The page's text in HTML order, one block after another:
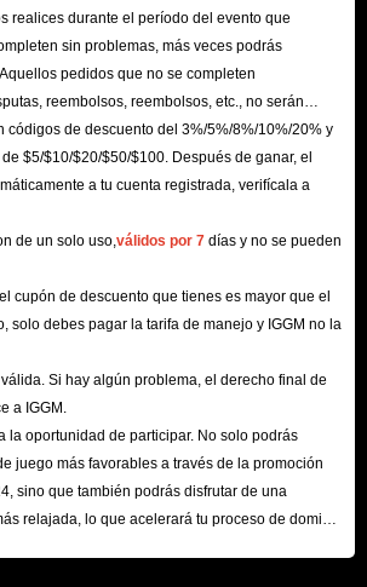
profesionales
muchos torneos ofrecerán diamantes MLBB
efectivo. Por lo general, son eventos de base que
Facebook en plataformas como X y Reddit puede
de Google Play
de participar en encuestas de Google Play y
de Google Play, que luego puedes usar para
gratis en Mobile Legends.
terceros
de MLBB, gastar algo de dinero real para
Legends Bang Bang Diamonds en algunas
es la forma más fácil. Puedes dedicar más
divertidos y evitar la rutina aburrida.
de comprar recargas de
realices durante el período del evento que
sin problemas, más veces podrás
pedidos que no se completen
reembolsos, reembolsos, etc., no serán
códigos de descuento del 3%/5%/8%/10%/20% y
$5/$10/$20/$50/$100. Después de ganar, el
a tu cuenta registrada, verifícala a
de un solo uso, válidos por 7 días y no se pueden
cupón de descuento que tienes es mayor que el
solo debes pagar la tarifa de manejo y IGGM no la
Si hay algún problema, el derecho final de
a IGGM.
la oportunidad de participar. No solo podrás
juego más favorables a través de la promoción
sino que también podrás disfrutar de una
relajada, lo que acelerará tu proceso de dominio